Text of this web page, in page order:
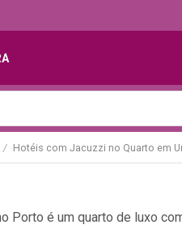
/ Hotéis com Jacuzzi no Quarto em
Porto é um quarto de luxo